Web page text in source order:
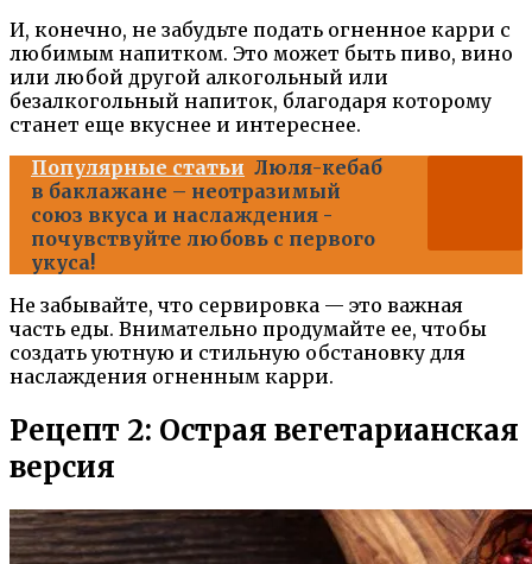
И, конечно, не забудьте подать огненное карри с
любимым напитком. Это может быть пиво, вино
или любой другой алкогольный или
безалкогольный напиток, благодаря которому
станет еще вкуснее и интереснее.
Популярные статьи Люля-кебаб
в баклажане – неотразимый
союз вкуса и наслаждения -
почувствуйте любовь с первого
укуса!
Не забывайте, что сервировка — это важная
часть еды. Внимательно продумайте ее, чтобы
создать уютную и стильную обстановку для
наслаждения огненным карри.
Рецепт 2: Острая вегетарианская
версия